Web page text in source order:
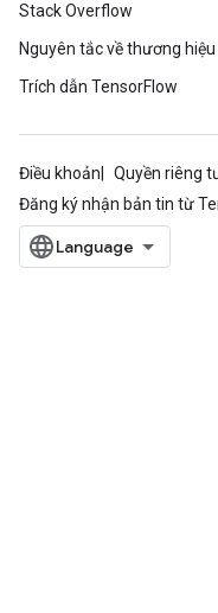
Stack Overflow
Nguyên tắc về thương hiệu
Trích dẫn TensorFlow
Điều khoản Quyền riêng
Đăng ký nhận bản tin từ